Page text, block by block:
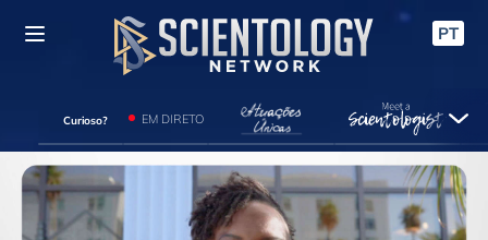
PT
Curioso? EM DIRETO